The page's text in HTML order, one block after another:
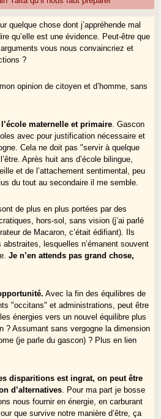
comprendra que ces problématiques
quelque chose dont j’appréhende mal
qu’elle est une évidence. Peut-être que
vous nous convaincriez et
?
opinion de citoyen et d’homme, sans
maternelle et primaire . Gascon
avec pour justification nécessaire et
Cela ne doit pas "servir à quelque
Après huit ans d’école bilingue,
et de l’attachement sentimental, peu
du tout au secondaire il me semble.
de plus en plus portées par des
hors-sol, sans vision (j’ai parlé
de Macaron, c’était édifiant). Ils
abstraites, lesquelles n’émanent souvent
Je n’en attends pas grand chose,
Avec la fin des équilibres de
"occitans" et administrations, peut être
énergies vers un nouvel équilibre plus
? Assumant sans vergogne la dimension
(je parle du gascon) ? Plus en lien
disparitions est ingrat, on peut être
d’alternatives . Pour ma part je bosse
nous fournir en énergie, en carburant
que survive notre manière d’être, ça